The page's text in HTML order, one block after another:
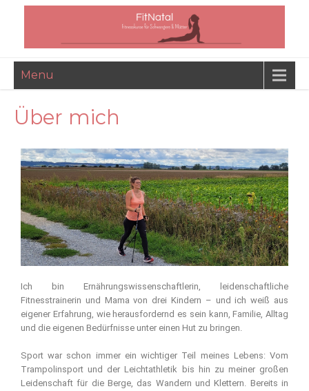
Menu
Über mich
Ich bin Ernährungswissenschaftlerin, leidenschaftliche
Fitnesstrainerin und Mama von drei Kindern – und ich weiß aus
eigener Erfahrung, wie herausfordernd es sein kann, Familie, Alltag
und die eigenen Bedürfnisse unter einen Hut zu bringen.
Sport war schon immer ein wichtiger Teil meines Lebens: Vom
Trampolinsport und der Leichtathletik bis hin zu meiner großen
Leidenschaft für die Berge, das Wandern und Klettern. Bereits in